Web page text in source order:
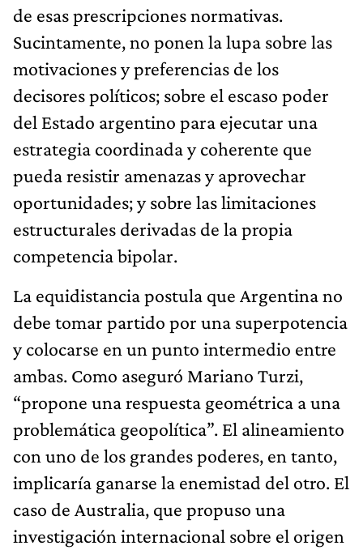
de esas prescripciones normativas.
Sucintamente, no ponen la lupa sobre las
motivaciones y preferencias de los
decisores políticos; sobre el escaso poder
del Estado argentino para ejecutar una
estrategia coordinada y coherente que
pueda resistir amenazas y aprovechar
oportunidades; y sobre las limitaciones
estructurales derivadas de la propia
competencia bipolar.
La equidistancia postula que Argentina no
debe tomar partido por una superpotencia
y colocarse en un punto intermedio entre
ambas. Como aseguró Mariano Turzi,
“propone una respuesta geométrica a una
problemática geopolítica”. El alineamiento
con uno de los grandes poderes, en tanto,
implicaría ganarse la enemistad del otro. El
caso de Australia, que propuso una
investigación internacional sobre el origen